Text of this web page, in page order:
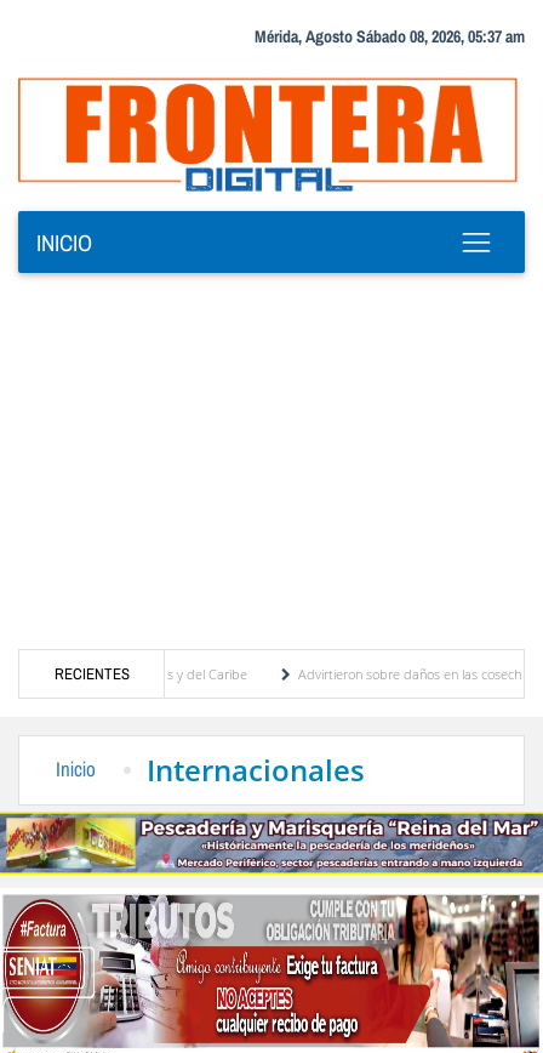
Mérida, Agosto Sábado 08, 2026, 05:37 am
INICIO
RECIENTES
Centroamericanos y del Caribe
Advirtieron sobre daños en las cosechas de los
Inicio Internacionales